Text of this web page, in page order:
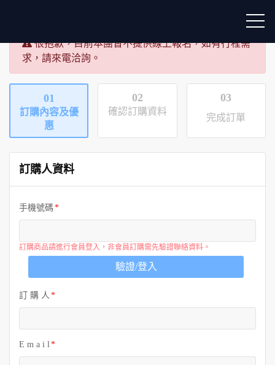
很抱歉，目前本團暫不提供線上報名，如有行程需
求，請來電洽詢。
01
訂購內容及優
惠
02
確認訂購資料
03
完成訂單
訂購人資料
手機號碼
訂購商品請進行會員登入，非會員訂購需先驗證聯絡資料。
驗證/登入
訂 購 人
E m a i l